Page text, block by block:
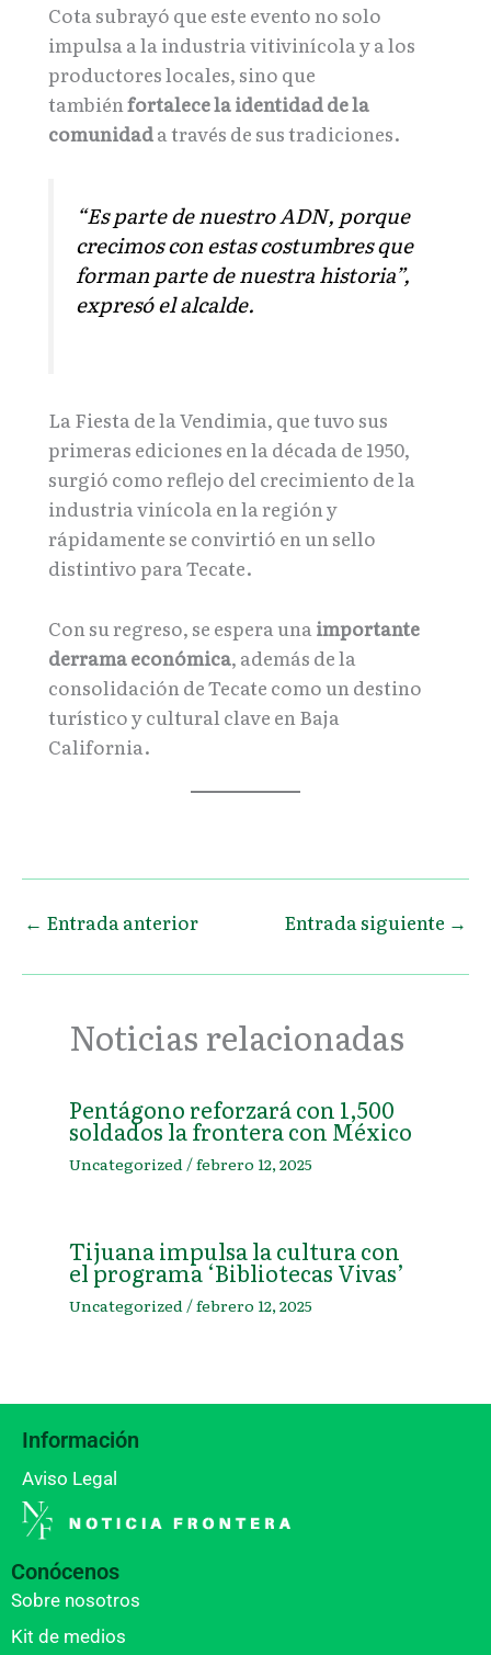
Cota subrayó que este evento no solo
impulsa a la industria vitivinícola y a los
productores locales, sino que
tambiénfortalece la identidad de la
comunidada través de sus tradiciones.
“Es parte de nuestro ADN, porque
crecimos con estas costumbres que
forman parte de nuestra historia”,
expresó el alcalde.
La Fiesta de la Vendimia, que tuvo sus
primeras ediciones en la década de 1950,
surgió como reflejo del crecimiento de la
industria vinícola en la región y
rápidamente se convirtió en un sello
distintivo para Tecate.
Con su regreso, se espera una importante
derrama económica, además de la
consolidación de Tecate como un destino
turístico y cultural clave en Baja
California.
← Entrada anterior Entrada siguiente →
Noticias relacionadas
Pentágono reforzará con 1,500
soldados la frontera con México
Uncategorized/febrero 12, 2025
Tijuana impulsa la cultura con
el programa ‘Bibliotecas Vivas’
Uncategorized/febrero 12, 2025
Información
Aviso Legal
Conócenos
Sobre nosotros
Kit de medios